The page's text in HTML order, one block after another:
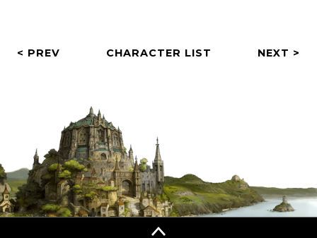
< PREV CHARACTER LIST NEXT >